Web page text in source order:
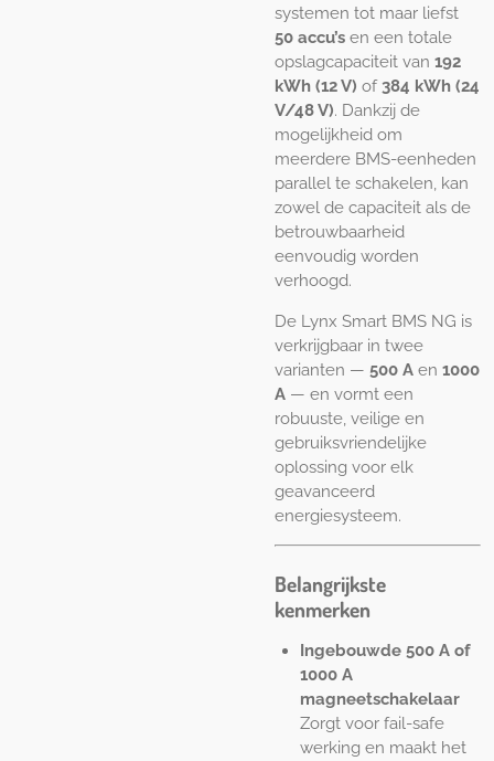
systemen tot maar liefst
50 accu’s en een totale
opslagcapaciteit van 192
kWh (12 V) of384 kWh (24
V/48 V). Dankzij de
mogelijkheid om
meerdere BMS-eenheden
parallel te schakelen, kan
zowel de capaciteit als de
betrouwbaarheid
eenvoudig worden
verhoogd.
De Lynx Smart BMS NG is
verkrijgbaar in twee
varianten — 500 A en 1000
A — en vormt een
robuuste, veilige en
gebruiksvriendelijke
oplossing voor elk
geavanceerd
energiesysteem.
Belangrijkste
kenmerken
Ingebouwde 500 A of
1000 A
magneetschakelaar
Zorgt voor fail-safe
werking en maakt het